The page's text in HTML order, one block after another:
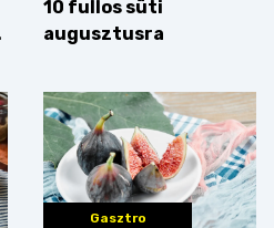
10 fullos süti
augusztusra
Gasztro